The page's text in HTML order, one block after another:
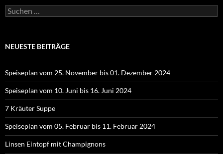
Suchen
nach:
NEUESTE BEITRÄGE
Speiseplan vom 25. November bis 01. Dezember 2024
Speiseplan vom 10. Juni bis 16. Juni 2024
7 Kräuter Suppe
Speiseplan vom 05. Februar bis 11. Februar 2024
Linsen Eintopf mit Champignons